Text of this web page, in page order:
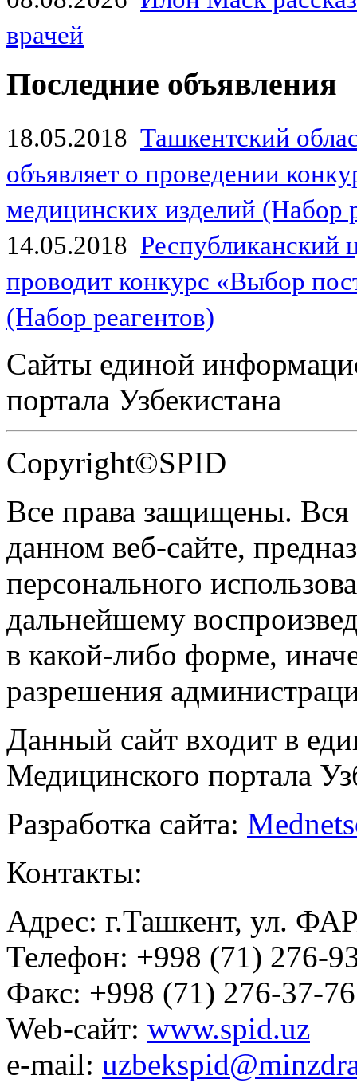
врачей
Последние объявления
18.05.2018 Ташкентский
объявляет о проведении
медицинских изделий (Набор
14.05.2018
проводит конкурс «Выбор
(Набор реагентов)
Сайты единой
портала Узбекистана
Copyright©SPID
Все права защищены.
данном веб-сайте,
персонального
дальнейшему
в какой-либо форме,
разрешения
Данный сайт входит в
Медицинского портала
Разработка сайта:
Контакты:
Адрес: г.Ташкент, ул.
Телефон: +998 (71) 276-
Факс: +998 (71) 276-37-76
Web-сайт: www.spid.uz
e-mail: